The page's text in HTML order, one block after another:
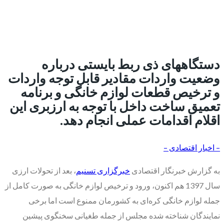
دستگاههای ذی ربط بایستی درباره
وضعیت واردات مقادیر قابل توجه واردات
و ترخیص قطعات لوازم خانگی و برنامه
تعمیق ساخت داخل با توجه به ارزبری این
اقلام اقدامات عملی انجام دهد.
– اخبار اقتصادی –
به گزارش خبرنگار اقتصادی خبرگزاری تسنیم،‌ بعد از تحولات ارزی
سال 1397 هم اکنون، ورود و ترخیص لوازم خانگی به صورت کامل از
جمله لوازم خانگی کره‌ای به کشورمان ممنوع است اما برخی
نمایندگان شناخته شده مجلس از جمله طغیانی سخنگوی پیشین